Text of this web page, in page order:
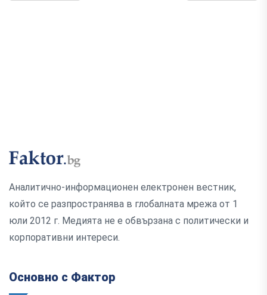
Аналитично-информационен електронен вестник,
който се разпространява в глобалната мрежа от 1
юли 2012 г. Медията не е обвързана с политически и
корпоративни интереси.
Основно с Фактор